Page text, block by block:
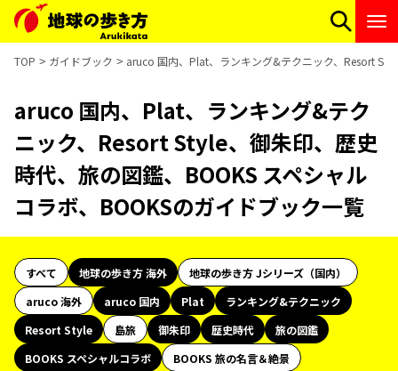
TOP ガイドブック aruco 国内、Plat、ランキング&テクニック、Resort
aruco 国内、Plat、ランキング&テク
ニック、Resort Style、御朱印、歴史
時代、旅の図鑑、BOOKS スペシャル
コラボ、BOOKSのガイドブック一覧
すべて 地球の歩き方 海外
地球の歩き方 Jシリーズ（国内）
aruco 海外
aruco 国内 Plat
ランキング&テクニック
Resort Style
島旅 御朱印 歴史時代
旅の図鑑
BOOKS スペシャルコラボ
BOOKS 旅の名言＆絶景